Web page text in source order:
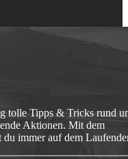
tolle Tipps & Tricks rund
Aktionen. Mit dem
immer auf dem